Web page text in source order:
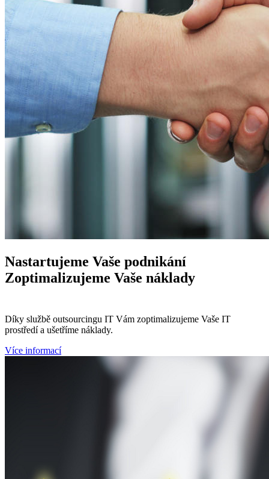
Nastartujeme Vaše podnikání
Zoptimalizujeme Vaše náklady
Díky službě outsourcingu IT Vám zoptimalizujeme Vaše IT
prostředí a ušetříme náklady.
Více informací